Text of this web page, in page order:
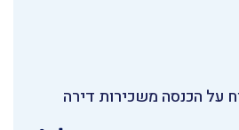
על הכנסה משכירות דירה